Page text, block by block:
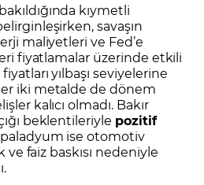
kıymetli
savaşın
maliyetleri ve Fed’e
fiyatlamalar üzerinde etkili
yılbaşı seviyelerine
iki metalde de dönem
kalıcı olmadı. Bakır
beklentileriyle pozitif
ise otomotiv
ve faiz baskısı nedeniyle